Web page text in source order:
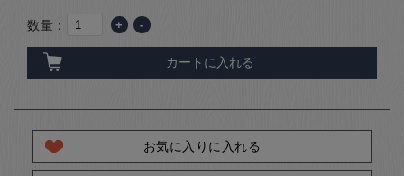
数量： + -
カートに入れる
お気に入りに入れる